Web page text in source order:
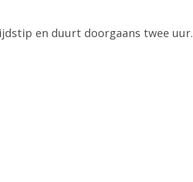
en duurt doorgaans twee uur.